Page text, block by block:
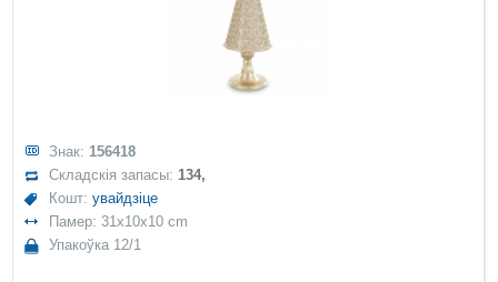
Знак: 156418
Складскія запасы:134,
Кошт:увайдзіце
Памер: 31x10x10 cm
Упакоўка 12/1